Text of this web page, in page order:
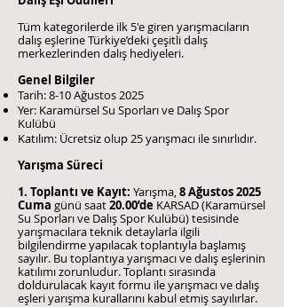
Tüm kategorilerde ilk 5'e giren yarışmacıların
dalış eşlerine Türkiye’deki çeşitli dalış
merkezlerinden dalış hediyeleri.
Genel Bilgiler
Tarih: 8-10 Ağustos 2025
Yer: Karamürsel Su Sporları ve Dalış Spor
Kulübü
Katılım: Ücretsiz olup 25 yarışmacı ile sınırlıdır.
Yarışma Süreci
1. Toplantı ve Kayıt: Yarışma,8 Ağustos 2025
Cuma günü saat20.00’de KARSAD (Karamürsel
Su Sporları ve Dalış Spor Kulübü) tesisinde
yarışmacılara teknik detaylarla ilgili
bilgilendirme yapılacak toplantıyla başlamış
sayılır. Bu toplantıya yarışmacı ve dalış eşlerinin
katılımı zorunludur. Toplantı sırasında
doldurulacak kayıt formu ile yarışmacı ve dalış
eşleri yarışma kurallarını kabul etmiş sayılırlar.